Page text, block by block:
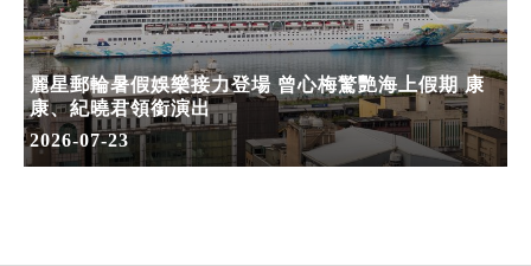
麗星郵輪暑假娛樂接力登場 曾心梅驚艷海上假期 康
康、紀曉君領銜演出
2026-07-23